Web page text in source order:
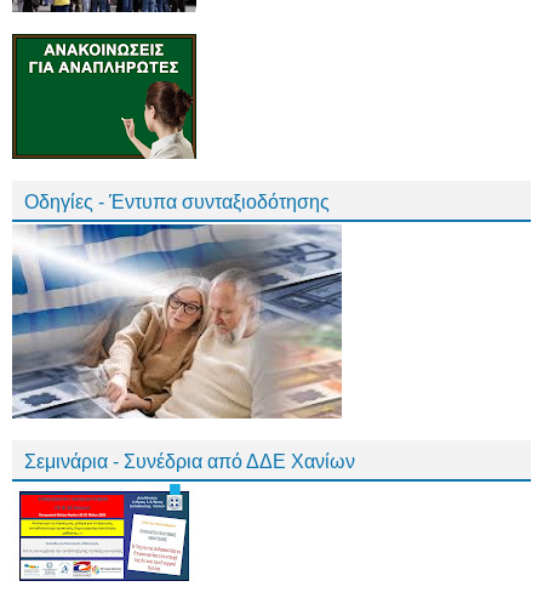
Οδηγίες - Έντυπα συνταξιοδότησης
Σεμινάρια - Συνέδρια από ΔΔΕ Χανίων